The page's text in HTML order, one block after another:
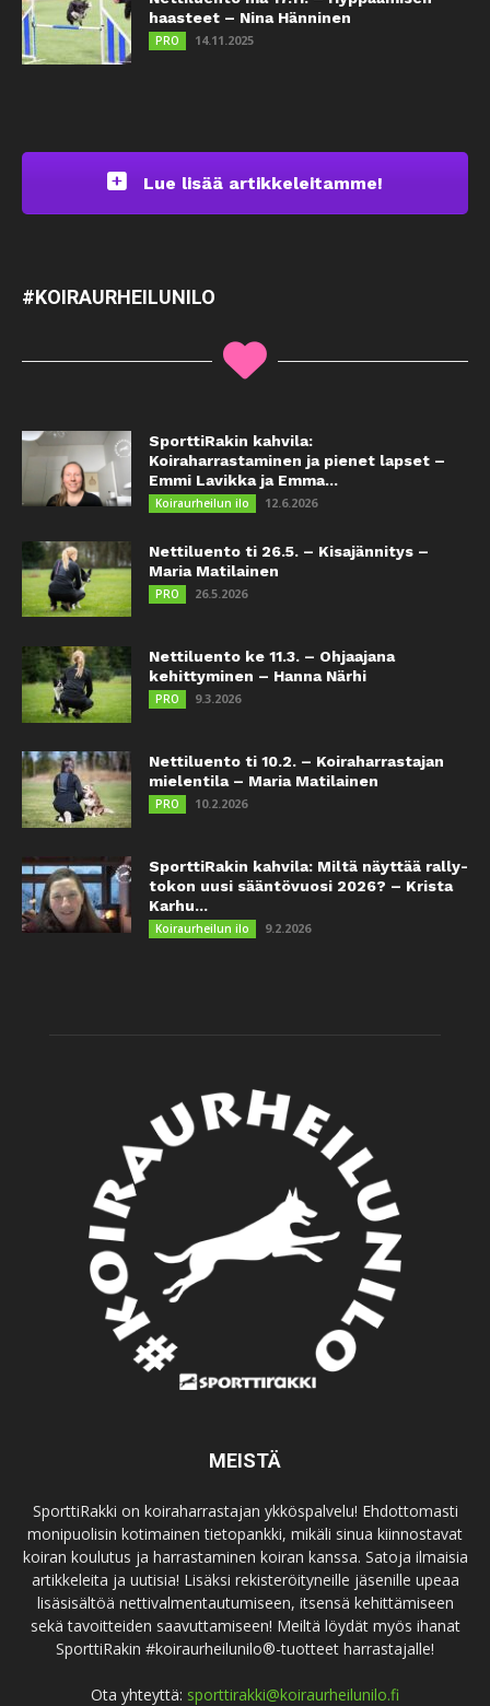
haasteet – Nina Hänninen
PRO 14.11.2025
Lue lisää artikkeleitamme!
#KOIRAURHEILUNILO
SporttiRakin kahvila:
Koiraharrastaminen ja pienet lapset –
Emmi Lavikka ja Emma...
Koiraurheilun ilo 12.6.2026
Nettiluento ti 26.5. – Kisajännitys –
Maria Matilainen
PRO 26.5.2026
Nettiluento ke 11.3. – Ohjaajana
kehittyminen – Hanna Närhi
PRO 9.3.2026
Nettiluento ti 10.2. – Koiraharrastajan
mielentila – Maria Matilainen
PRO 10.2.2026
SporttiRakin kahvila: Miltä näyttää rally-
tokon uusi sääntövuosi 2026? – Krista
Karhu...
Koiraurheilun ilo 9.2.2026
MEISTÄ
SporttiRakki on koiraharrastajan ykköspalvelu! Ehdottomasti
monipuolisin kotimainen tietopankki, mikäli sinua kiinnostavat
koiran koulutus ja harrastaminen koiran kanssa. Satoja ilmaisia
artikkeleita ja uutisia! Lisäksi rekisteröityneille jäsenille upeaa
lisäsisältöä nettivalmentautumiseen, itsensä kehittämiseen
sekä tavoitteiden saavuttamiseen! Meiltä löydät myös ihanat
SporttiRakin #koiraurheilunilo®-tuotteet harrastajalle!
Ota yhteyttä: sporttirakki@koiraurheilunilo.fi